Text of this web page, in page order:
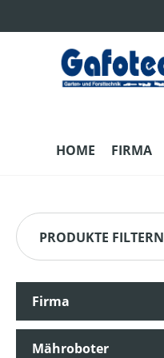
HOME FIRMA
PRODUKTE FILTERN
HERSTELLER
Firma
Mähroboter